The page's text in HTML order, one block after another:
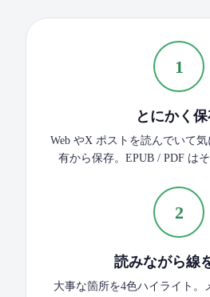
1
とにかく
Web やX ポストを読んでいて
有から保存。EPUB / PDF は
2
読みながら線
大事な箇所を4色ハイライト。